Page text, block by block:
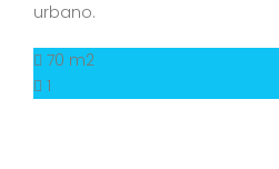
urbano.
70 m2
1